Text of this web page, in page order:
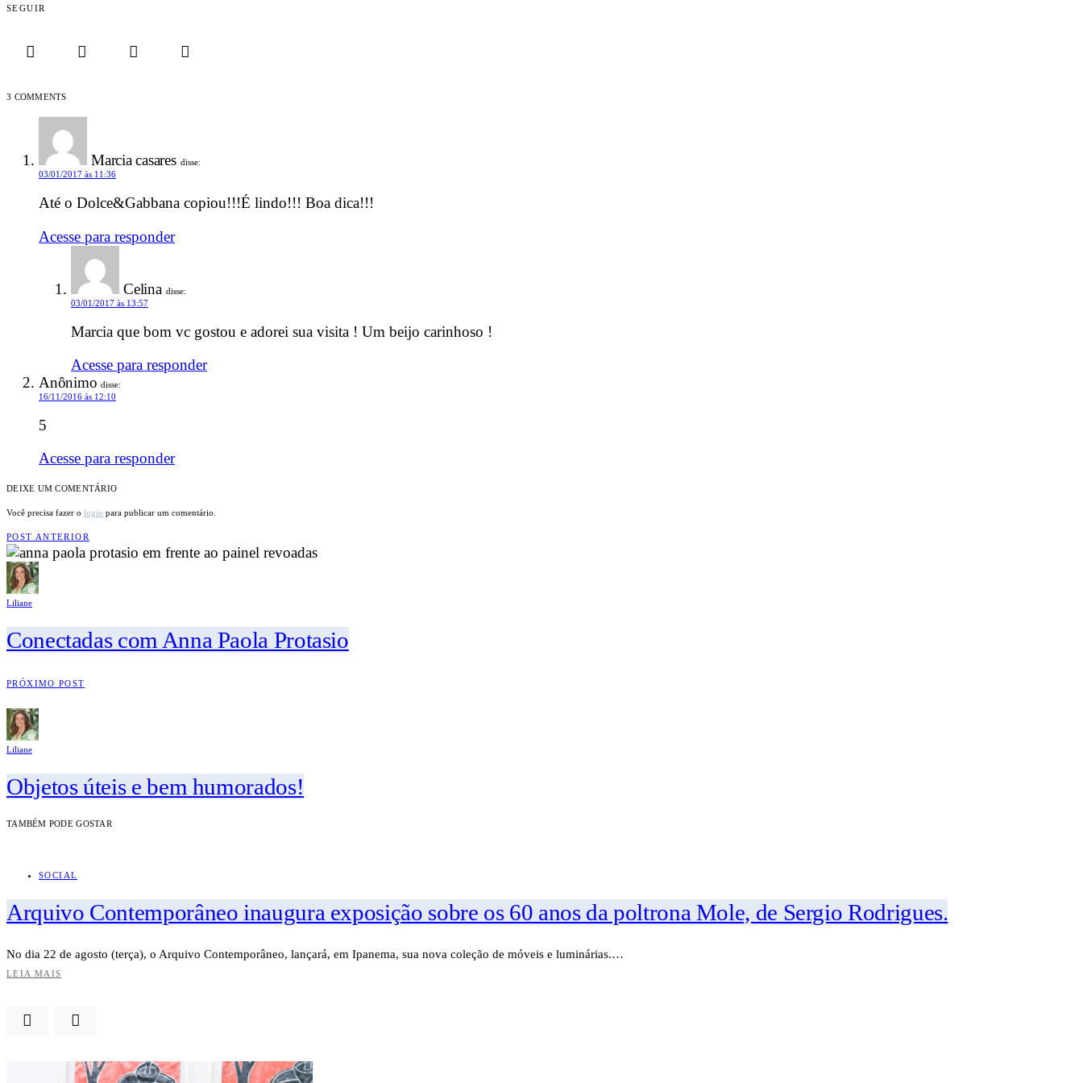
SEGUIR
3 COMMENTS
Marcia casares disse:
03/01/2017 às 11:36
Até o Dolce&Gabbana copiou!!!É lindo!!! Boa dica!!!
Acesse para responder
Celina disse:
03/01/2017 às 13:57
Marcia que bom vc gostou e adorei sua visita ! Um beijo carinhoso !
Acesse para responder
Anônimo disse:
16/11/2016 às 12:10
5
Acesse para responder
DEIXE UM COMENTÁRIO
Você precisa fazer o login para publicar um comentário.
POST ANTERIOR
Liliane
Conectadas com Anna Paola Protasio
PRÓXIMO POST
Liliane
Objetos úteis e bem humorados!
TAMBÉM PODE GOSTAR
SOCIAL
Arquivo Contemporâneo inaugura exposição sobre os 60 anos da poltrona Mole, de Sergio Rodrigues.
No dia 22 de agosto (terça), o Arquivo Contemporâneo, lançará, em Ipanema, sua nova coleção de móveis e luminárias.…
LEIA MAIS